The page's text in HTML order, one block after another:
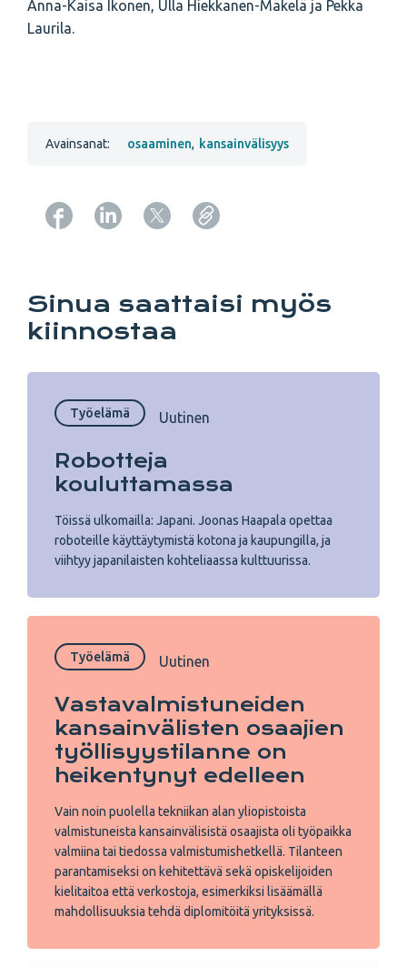
Anna-Kaisa Ikonen, Ulla Hiekkanen-Mäkelä ja Pekka
Laurila.
Avainsanat: osaaminen, kansainvälisyys
Sinua saattaisi myös
kiinnostaa
Työelämä Uutinen
Robotteja
kouluttamassa
Töissä ulkomailla: Japani. Joonas Haapala opettaa
roboteille käyttäytymistä kotona ja kaupungilla, ja
viihtyy japanilaisten kohteliaassa kulttuurissa.
Työelämä Uutinen
Vastavalmistuneiden
kansainvälisten osaajien
työllisyystilanne on
heikentynyt edelleen
Vain noin puolella tekniikan alan yliopistoista
valmistuneista kansainvälisistä osaajista oli työpaikka
valmiina tai tiedossa valmistumishetkellä. Tilanteen
parantamiseksi on kehitettävä sekä opiskelijoiden
kielitaitoa että verkostoja, esimerkiksi lisäämällä
mahdollisuuksia tehdä diplomitöitä yrityksissä.